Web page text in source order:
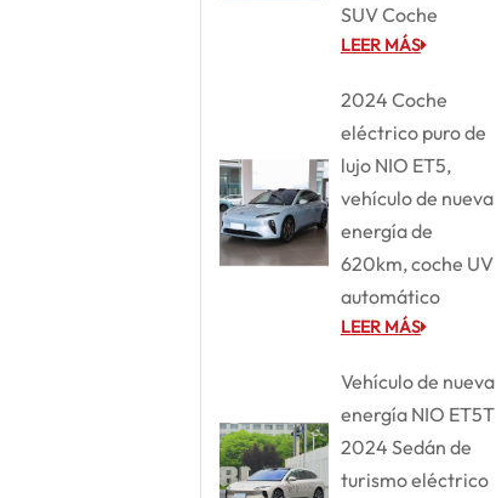
SUV Coche
LEER MÁS
2024 Coche
eléctrico puro de
lujo NIO ET5,
vehículo de nueva
energía de
620km, coche UV
automático
LEER MÁS
Vehículo de nueva
energía NIO ET5T
2024 Sedán de
turismo eléctrico